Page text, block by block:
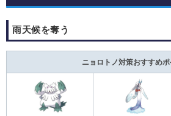
雨天候を奪う
ニョロトノ対策おすすめ